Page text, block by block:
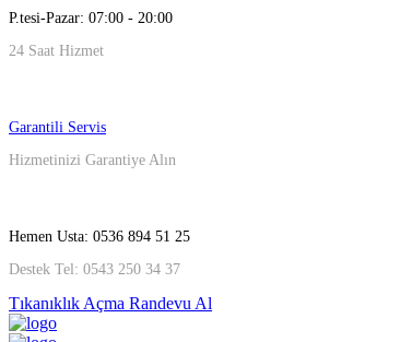
P.tesi-Pazar: 07:00 - 20:00
24 Saat Hizmet
Garantili Servis
Hizmetinizi Garantiye Alın
Hemen Usta: 0536 894 51 25
Destek Tel: 0543 250 34 37
Tıkanıklık Açma Randevu Al